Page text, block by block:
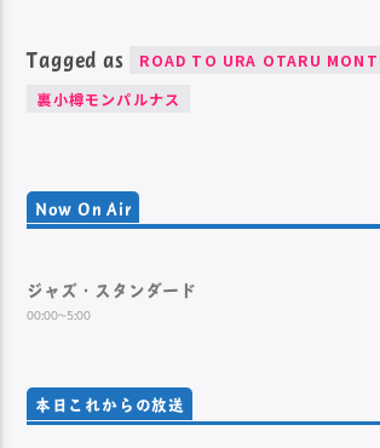
Tagged as
ROAD TO URA OTARU
裏小樽モンパルナス
Now On Air
ジャズ・スタンダード
00:00~5:00
本日これからの放送